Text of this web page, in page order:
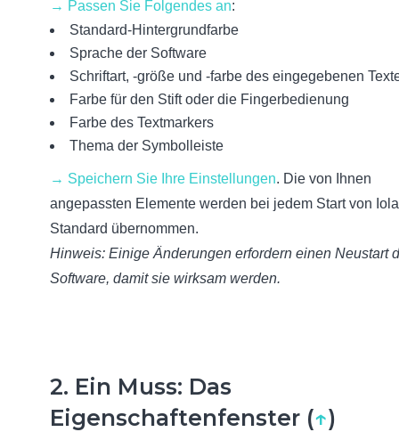
→ Passen Sie Folgendes an:
Standard-Hintergrundfarbe
Sprache der Software
Schriftart, -größe und -farbe des eingegebenen
Farbe für den Stift oder die Fingerbedienung
Farbe des Textmarkers
Thema der Symbolleiste
→ Speichern Sie Ihre Einstellungen. Die von Ihnen
angepassten Elemente werden bei jedem Start von
Standard übernommen.
Hinweis: Einige Änderungen erfordern einen Neustart
Software, damit sie wirksam werden.
2. Ein Muss: Das
Eigenschaftenfenster (↑)